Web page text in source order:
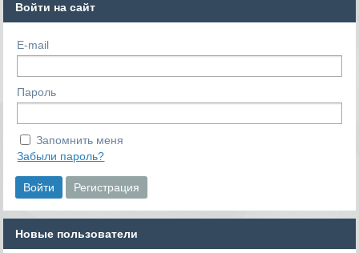
Войти на сайт
E-mail
Пароль
Запомнить меня
Забыли пароль?
Новые пользователи